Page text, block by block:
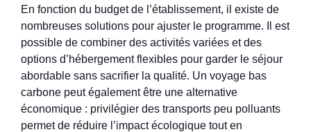
En fonction du budget de l’établissement, il existe de
nombreuses solutions pour ajuster le programme. Il est
possible de combiner des activités variées et des
options d’hébergement flexibles pour garder le séjour
abordable sans sacrifier la qualité. Un voyage bas
carbone peut également être une alternative
économique : privilégier des transports peu polluants
permet de réduire l’impact écologique tout en